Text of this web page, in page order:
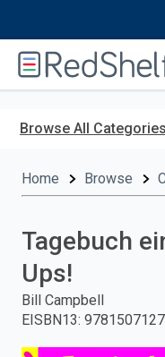
Browse All Categories
Home Browse
Tagebuch
Ups!
Bill Campbell
EISBN13: